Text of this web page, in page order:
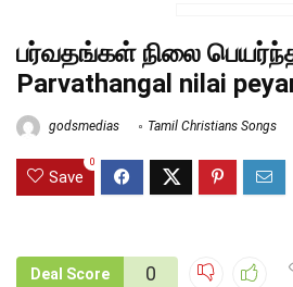
பர்வதங்கள் நிலை
Parvathangal nilai
godsmedias Tamil Christians Songs
Save
0
Deal Score 0